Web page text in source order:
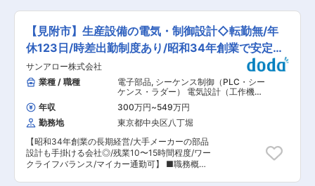
然環境による影響を受けない農産物の安定供給に
対する需要の高まりや食品加工の生産現場での人
手不足などを背景として、農産物生産における
「農」の工業化から食品加工における「食」の自
動化まで、食品市場におけるソリューション開発
に取り組んでいます。 また既に次世代に向け、機
械技術はもちろん、電気・制御・情報技術などに
関する技術革新・新規ビジネスの創出にも取り組
んでいきます。 〔ビジネス例〕モニタリングシス
テム：IoTを駆使した遠隔監視プラットフォー
ム / アグリビジネス：野菜の優良苗だけを選
別・育成し、植物工場の生産性を向上させる自動
化システム など 変更の範囲：会社の定める業務
ェアを誇ります。髪の毛よりも細い直径0.05mm
のドリルを量産する 高い技術力を持ち、日本のエ
レクトロニクス産業を支える「縁の下の力持ち」
の企業です。 ■業務内容 切削工具の製造工場で
研削業務を担当いただきます。 ・生産設備の機械
操作 ・研削砥石の自動成形機の機械操作 ・設備
点検及びメンテナンス業務 等 ※配属先は適性を考
慮し会社側で決定します。 ※未経験の方も丁寧に
指導いたします。安心してご応募下さい。 ■その
他 ・有給消化率：80％超 ・中途入社割合：80％
超 ・平均勤続年数：約19年 ■当社について 当社
は製造業の基盤を支える精密工具メーカーとし
て、国内外のものづくりを支え続けている企業で
す。 ◎世界で求められる精密加工技術 切削工具や
エンドミルなどの製品を通じて、製造業を支える
重要な役割を担っています。 国内だけでなく海外
【見附市】生産設備の電気・制御設計◇転勤無/年
休123日/時差出勤制度あり/昭和34年創業で安定性
◎
サンアロー株式会社
業種 / 職種
電子部品, シーケンス制御（PLC・シー
ケンス・ラダー） 電気設計（工作機
械・装置・設備・制御盤など）
年収 300万円~549万円
勤務地
東京都中央区八丁堀
【昭和34年創業の長期経営/大手メーカーの部品
設計も手掛ける会社◎/残業10〜15時間程度/ワー
クライフバランス/マイカー通勤可】 ■職務概